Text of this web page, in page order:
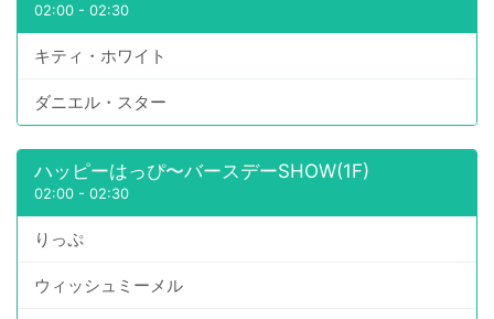
02:00 - 02:30
キティ・ホワイト
ダニエル・スター
ハッピーはっぴ〜バースデーSHOW(1F)
02:00 - 02:30
りっぷ
ウィッシュミーメル